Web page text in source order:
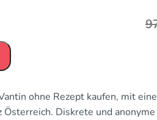
ohne Rezept kaufen, mit
Diskrete und anonyme